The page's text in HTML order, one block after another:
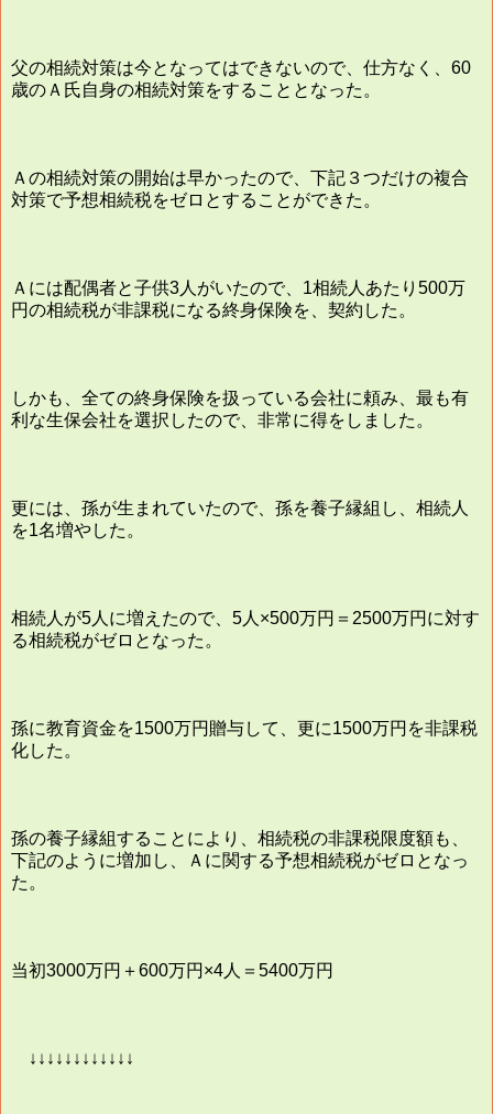
父の相続対策は今となってはできないので、仕方なく、60
歳のＡ氏自身の相続対策をすることとなった。
Ａの相続対策の開始は早かったので、下記３つだけの複合
対策で予想相続税をゼロとすることができた。
Ａには配偶者と子供3人がいたので、1相続人あたり500万
円の相続税が非課税になる終身保険を、契約した。
しかも、全ての終身保険を扱っている会社に頼み、最も有
利な生保会社を選択したので、非常に得をしました。
更には、孫が生まれていたので、孫を養子縁組し、相続人
を1名増やした。
相続人が5人に増えたので、5人×500万円＝2500万円に対す
る相続税がゼロとなった。
孫に教育資金を1500万円贈与して、更に1500万円を非課税
化した。
孫の養子縁組することにより、相続税の非課税限度額も、
下記のように増加し、Ａに関する予想相続税がゼロとなっ
た。
当初3000万円＋600万円×4人＝5400万円
↓↓↓↓↓↓↓↓↓↓↓↓